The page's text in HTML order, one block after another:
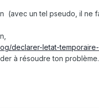
(avec un tel pseudo, il ne
declarer-letat-
à résoudre ton problème.